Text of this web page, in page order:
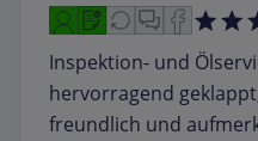
Inspektion- und
hervorragend
freundlich und